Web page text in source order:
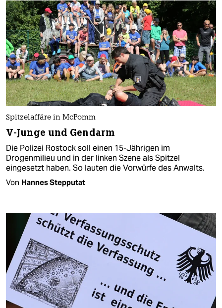
Spitzelaffäre in McPomm
V-Junge und Gendarm
Die Polizei Rostock soll einen 15-Jährigen im
Drogenmilieu und in der linken Szene als Spitzel
eingesetzt haben. So lauten die Vorwürfe des Anwalts.
Von Hannes Stepputat